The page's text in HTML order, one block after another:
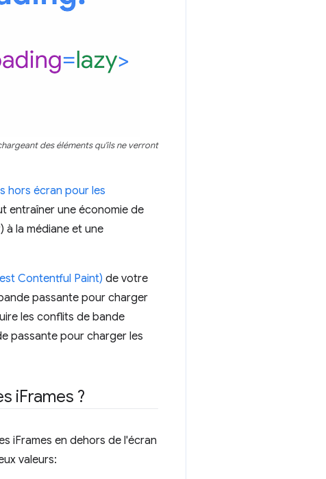
des éléments qu'ils ne verront
hors écran pour les
entraîner une économie de
à la médiane et une
Contentful Paint) de votre
passante pour charger
les conflits de bande
passante pour charger les
iFrames ?
iFrames en dehors de l'écran
valeurs: